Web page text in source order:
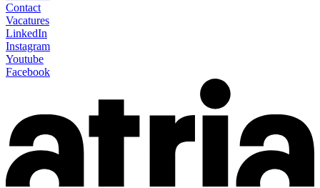
Contact
Vacatures
LinkedIn
Instagram
Youtube
Facebook